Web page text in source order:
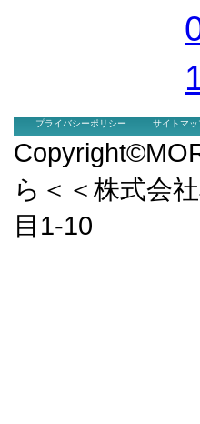
プライバシーポリシー サイトマッ
ら＜＜株式会
目1-10